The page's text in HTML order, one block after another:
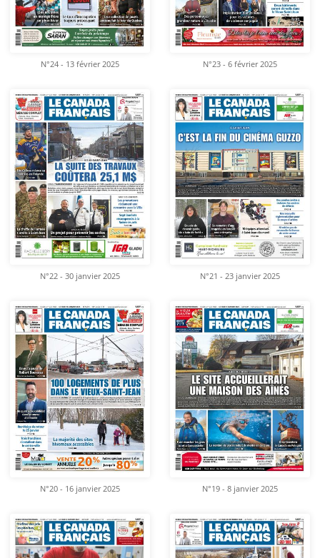
N°24 - 13 février 2025 N°23 - 6 février 2025
N°22 - 30 janvier 2025 N°21 - 23 janvier 2025
N°20 - 16 janvier 2025 N°19 - 8 janvier 2025